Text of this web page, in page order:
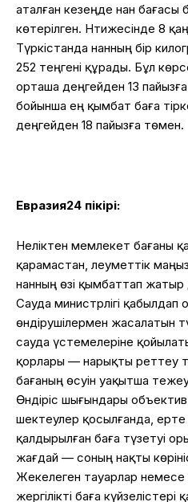
аталған кезеңде нан бағасы
көтерілген. Нәтижесінде 8
Түркістанда нанның бір
252 теңгені құрады. Бұл
орташа деңгейден 13
бойынша ең қымбат баға
деңгейден 18 пайызға төмен.
Евразия24 пікірі:
Неліктен мемлекет бағаны
қарамастан, әлеуметтік
нанның өзі қымбаттап
Сауда министрлігі
өндірушілермен жасалатын
сауда үстемелеріне
қорлары — нарықты реттеу
бағаның өсуін уақытша
Өндіріс шығындары
шектеулер қосылғанда, ерте
қалдырылған баға түзетуі
жағдай — соның нақты
Жекелеген тауарлар
жергілікті баға күйзелістері